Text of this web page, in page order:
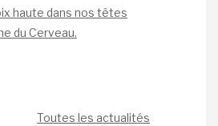
haute dans nos têtes
du Cerveau.
Toutes les actualités